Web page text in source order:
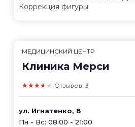
Коррекция фигуры.
МЕДИЦИНСКИЙ ЦЕНТР
Клиника Мерси
★★★★★ Отзывов: 3
ул. Игнатенко, 8
Пн - Вс: 08:00 - 21:00